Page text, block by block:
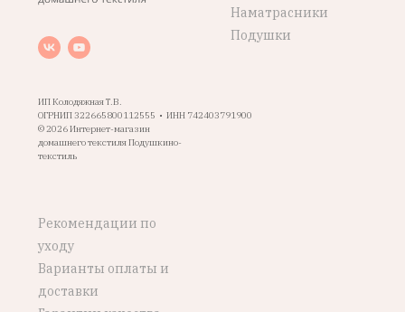
ИП Колодяжная Т.В.
ОГРНИП 322665800112555 • ИНН 742403791900
© 2026 Интернет-магазин
домашнего текстиля Подушкино-
текстиль
Наматрасники
Подушки
Рекомендации по
уходу
Варианты оплаты и
доставки